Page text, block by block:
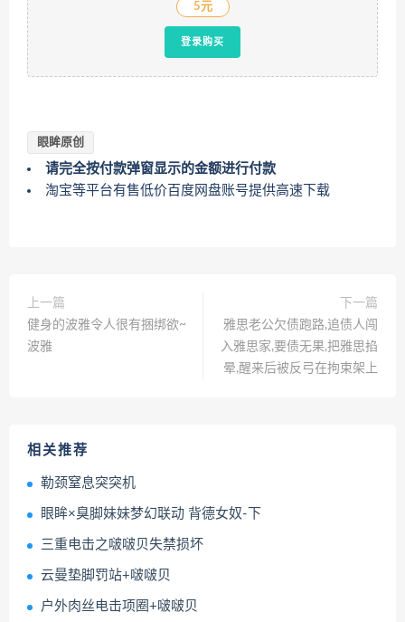
5元
登录购买
眼眸原创
请完全按付款弹窗显示的金额进行付款
淘宝等平台有售低价百度网盘账号提供高速下载
上一篇
健身的波雅令人很有捆绑欲~
波雅
下一篇
雅思老公欠债跑路,追债人闯
入雅思家,要债无果,把雅思掐
晕,醒来后被反弓在拘束架上
相关推荐
勒颈窒息突突机
眼眸×臭脚妹妹梦幻联动 背德女奴-下
三重电击之啵啵贝失禁损坏
云曼垫脚罚站+啵啵贝
户外肉丝电击项圈+啵啵贝